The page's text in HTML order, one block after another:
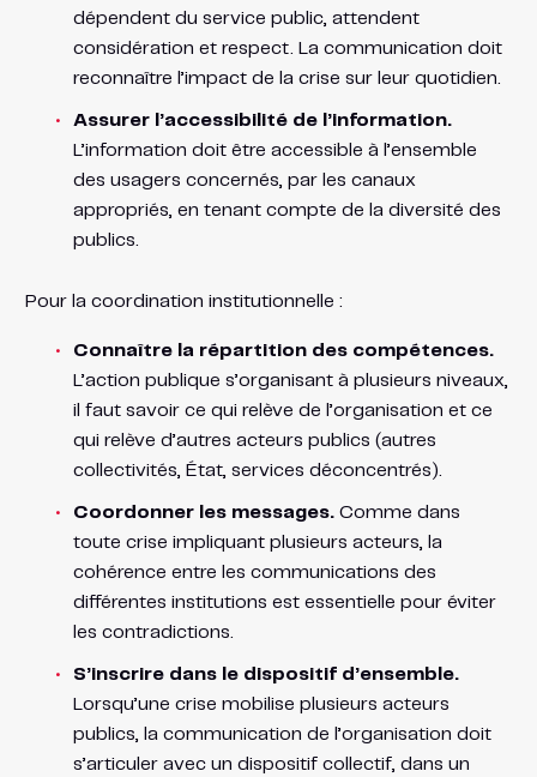
dépendent du service public, attendent
considération et respect. La communication doit
reconnaître l’impact de la crise sur leur quotidien.
Assurer l’accessibilité de l’information.
L’information doit être accessible à l’ensemble
des usagers concernés, par les canaux
appropriés, en tenant compte de la diversité des
publics.
Pour la coordination institutionnelle :
Connaître la répartition des compétences.
L’action publique s’organisant à plusieurs niveaux,
il faut savoir ce qui relève de l’organisation et ce
qui relève d’autres acteurs publics (autres
collectivités, État, services déconcentrés).
Coordonner les messages.Comme dans
toute crise impliquant plusieurs acteurs, la
cohérence entre les communications des
différentes institutions est essentielle pour éviter
les contradictions.
S’inscrire dans le dispositif d’ensemble.
Lorsqu’une crise mobilise plusieurs acteurs
publics, la communication de l’organisation doit
s’articuler avec un dispositif collectif, dans un